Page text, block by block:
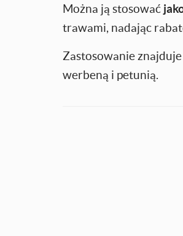
Można ją stosować
trawami, nadając
Zastosowanie
werbeną i petunią.